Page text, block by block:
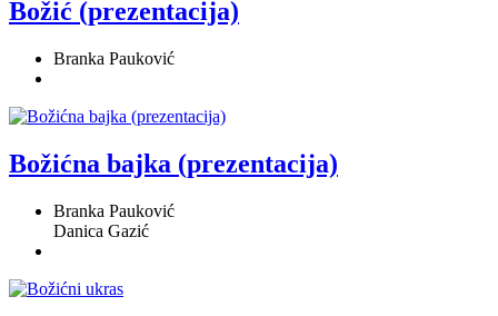
Božić (prezentacija)
Branka Pauković
Božićna bajka (prezentacija)
Branka Pauković
Danica Gazić